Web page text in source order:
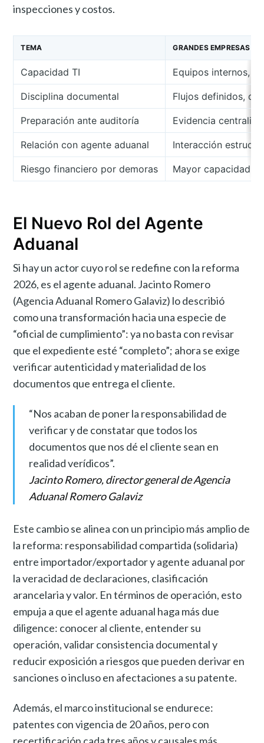
inspecciones y costos.
TEMA GRANDES EMPRESAS
Capacidad TI Equipos internos,
Disciplina documental Flujos definidos,
Preparación ante auditoría Evidencia
Relación con agente aduanal Interacción
Riesgo financiero por demoras Mayor capacidad
El Nuevo Rol del Agente
Aduanal
Si hay un actor cuyo rol se redefine con la reforma
2026, es el agente aduanal. Jacinto Romero
(Agencia Aduanal Romero Galaviz) lo describió
como una transformación hacia una especie de
“oficial de cumplimiento”: ya no basta con revisar
que el expediente esté “completo”; ahora se exige
verificar autenticidad y materialidad de los
documentos que entrega el cliente.
“Nos acaban de poner la responsabilidad de
verificar y de constatar que todos los
documentos que nos dé el cliente sean en
realidad verídicos”.
Jacinto Romero, director general de Agencia
Aduanal Romero Galaviz
Este cambio se alinea con un principio más amplio de
la reforma: responsabilidad compartida (solidaria)
entre importador/exportador y agente aduanal por
la veracidad de declaraciones, clasificación
arancelaria y valor. En términos de operación, esto
empuja a que el agente aduanal haga más due
diligence: conocer al cliente, entender su
operación, validar consistencia documental y
reducir exposición a riesgos que pueden derivar en
sanciones o incluso en afectaciones a su patente.
Además, el marco institucional se endurece:
patentes con vigencia de 20 años, pero con